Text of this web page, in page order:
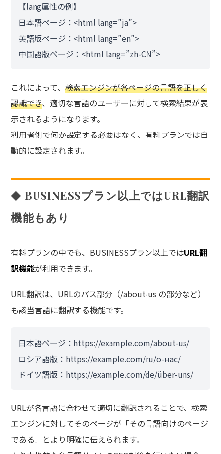
【lang属性の例】
日本語ページ：<html lang=”ja”>
英語版ページ：<html lang=”en”>
中国語版ページ：<html lang=”zh-CN”>
これによって、検索エンジンが各ページの言語を正しく
認識でき、適切な言語のユーザーに対して検索結果が表
示されるようになります。
利用者側で何か設定する必要はなく、有料プランでは自
動的に設定されます。
BUSINESSプラン以上ではURL翻訳
機能もあり
有料プランの中でも、BUSINESSプラン以上ではURL翻
訳機能が利用できます。
URL翻訳は、URLのパス部分（/about-us の部分など）
も該当言語に翻訳する機能です。
日本語ページ：https://example.com/about-us/
ロシア語版：https://example.com/ru/о-нас/
ドイツ語版：https://example.com/de/über-uns/
URLが各言語に合わせて適切に翻訳されることで、検索
エンジンに対してそのページが「その言語向けのページ
である」とより明確に伝えられます。